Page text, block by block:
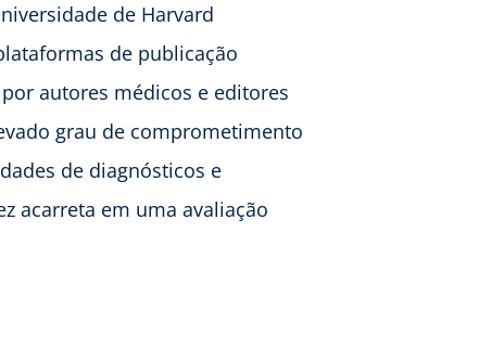
de Harvard
de publicação
autores médicos e editores
grau de comprometimento
de diagnósticos e
acarreta em uma avaliação